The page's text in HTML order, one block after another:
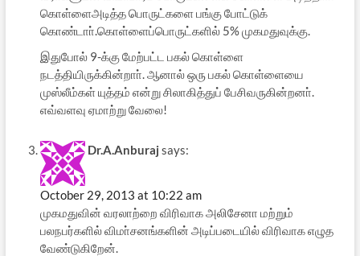
கொள்ளைஅடித்த பொருட்களை பங்கு போட்டுக்
கொண்டாா்.கொள்ளைப்பொருட்களில் 5% முகமதுவுக்கு.
இதுபோல் 9-க்கு மேற்பட்ட பகல் கொள்ளை
நடத்தியிருக்கின்றாா். ஆனால் ஒரு பகல் கொள்ளையை
முஸ்லீம்கள் யுத்தம் என்று சிலாகித்துப் பேசிவருகின்றனா்.
எவ்வளவு ஏமாற்று வேலை!
Dr.A.Anburaj says:
October 29, 2013 at 10:22 am
முகமதுவின் வரலாற்றை விரிவாக அலிசேனா மற்றும்
பலநபர்களில் விமா்சனங்களின் அடிப்படையில் விரிவாக எழுத
வேண்டுகிறேன்.